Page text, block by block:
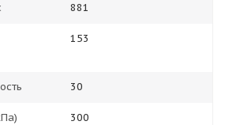
881
153
30
300